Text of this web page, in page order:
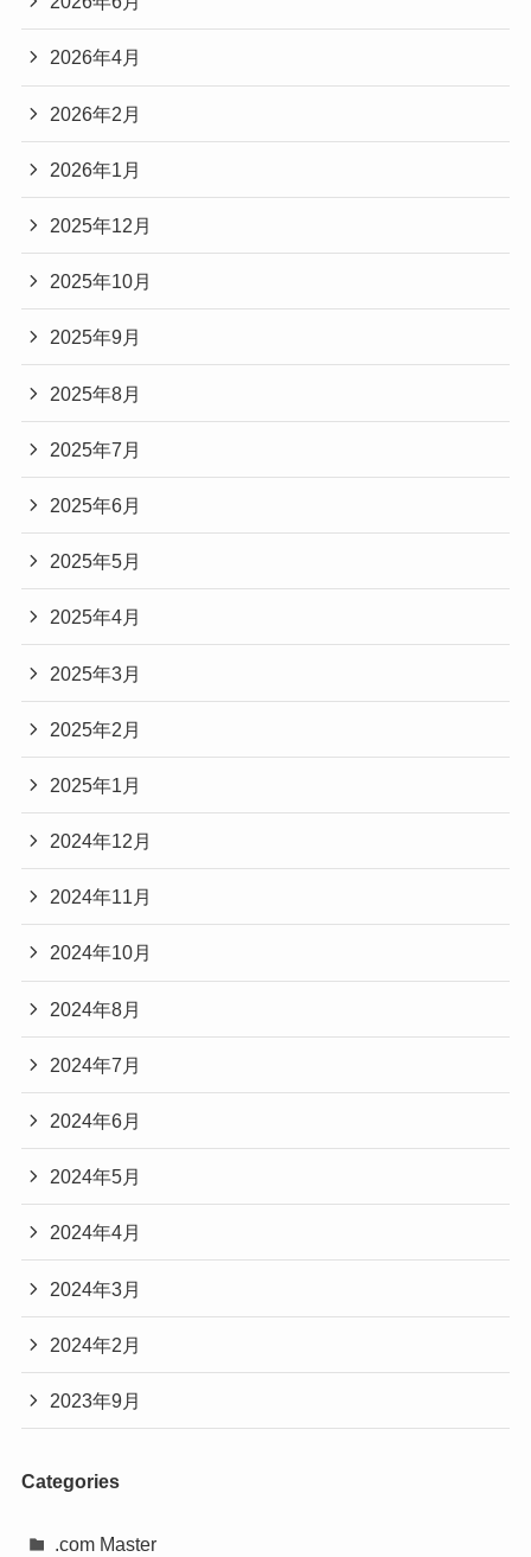
2026年4月
2026年2月
2026年1月
2025年12月
2025年10月
2025年9月
2025年8月
2025年7月
2025年6月
2025年5月
2025年4月
2025年3月
2025年2月
2025年1月
2024年12月
2024年11月
2024年10月
2024年8月
2024年7月
2024年6月
2024年5月
2024年4月
2024年3月
2024年2月
2023年9月
Categories
.com Master